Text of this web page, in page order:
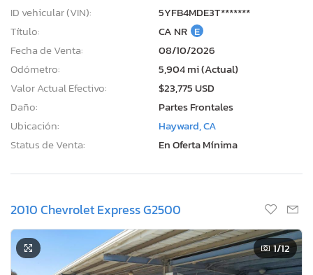
ID vehicular (VIN):
5YFB4MDE3T*******
Título:
CA NR E
Fecha de Venta:
08/10/2026
Odómetro:
5,904 mi (Actual)
Valor Actual Efectivo:
$23,775 USD
Daño:
Partes Frontales
Ubicación:
Hayward, CA
Status de Venta:
En Oferta Mínima
2010 Chevrolet Express G2500
1/12